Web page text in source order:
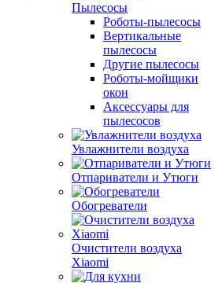
Пылесосы
Роботы-пылесосы
Вертикальные
пылесосы
Другие пылесосы
Роботы-мойщики
окон
Аксессуары для
пылесосов
Увлажнители воздуха
Отпариватели и Утюги
Обогреватели
Очистители воздуха
Xiaomi